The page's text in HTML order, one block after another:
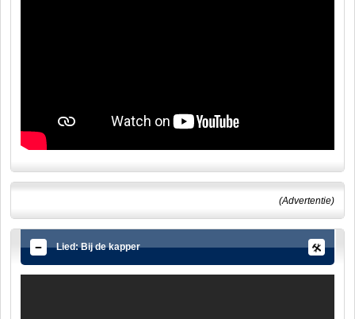
(Advertentie)
Lied: Bij de kapper